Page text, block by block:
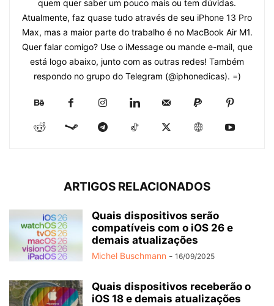
quem quer saber um pouco mais ou tem dúvidas.
Atualmente, faz quase tudo através de seu iPhone 13 Pro
Max, mas a maior parte do trabalho é no MacBook Air M1.
Quer falar comigo? Use o iMessage ou mande e-mail, que
está logo abaixo, junto com as outras redes! Também
respondo no grupo do Telegram (@iphonedicas). =)
ARTIGOS RELACIONADOS
Quais dispositivos serão
compatíveis com o iOS 26 e
demais atualizações
Michel Buschmann - 16/09/2025
Quais dispositivos receberão o
iOS 18 e demais atualizações